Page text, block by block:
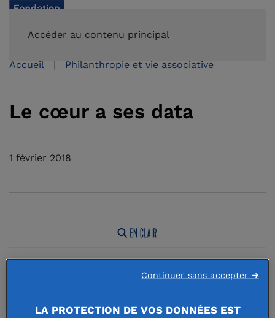
Accéder au contenu principal
Accueil Philanthropie et vie associative
Le cœur a ses data
1 février 2018
LA PROTECTION DE VOS DONNÉES EST
Continuer sans accepter ➜